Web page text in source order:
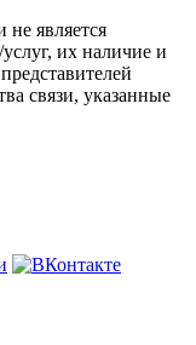
является
их наличие и
связи, указанные